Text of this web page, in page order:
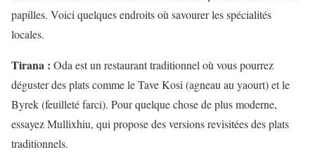
papilles. Voici quelques endroits où savourer les spécialités
locales.
Tirana : Oda est un restaurant traditionnel où vous pourrez
déguster des plats comme le Tave Kosi (agneau au yaourt) et le
Byrek (feuilleté farci). Pour quelque chose de plus moderne,
essayez Mullixhiu, qui propose des versions revisitées des plats
traditionnels.